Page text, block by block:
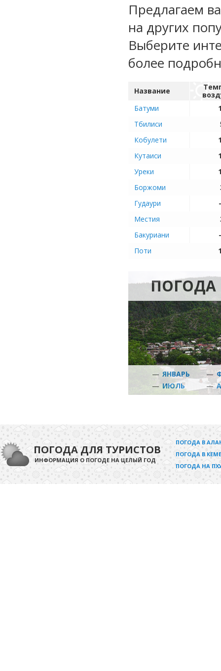
Предлагаем
на других
Выберите
более
Название
Батуми
Тбилиси
Кобулети
Кутаиси
Уреки
Боржоми
Гудаури
Местия
Бакуриани
Поти
— ЯНВАРЬ —
— ИЮЛЬ —
ПОГОДА ДЛЯ ТУРИСТОВ
ИНФОРМАЦИЯ О ПОГОДЕ НА ЦЕЛЫЙ ГОД
ПОГОДА В
ПОГОДА В
ПОГОДА НА